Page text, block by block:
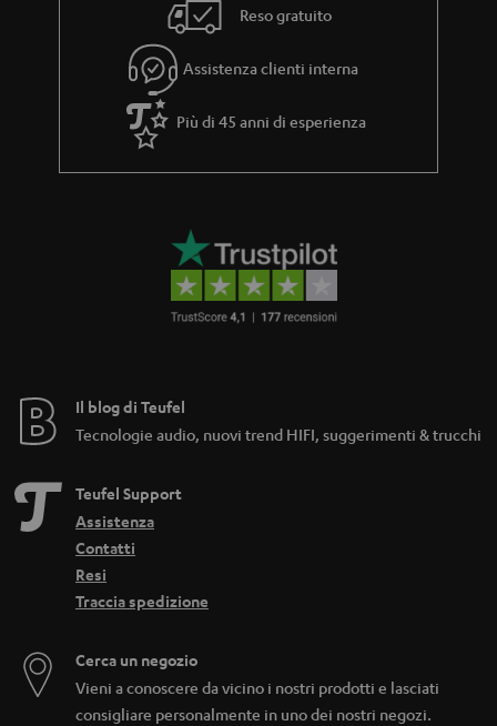
Reso gratuito
Assistenza clienti interna
Più di 45 anni di esperienza
Il blog di Teufel
Tecnologie audio, nuovi trend HIFI, suggerimenti & trucchi
Teufel Support
Assistenza
Contatti
Resi
Traccia spedizione
Cerca un negozio
Vieni a conoscere da vicino i nostri prodotti e lasciati
consigliare personalmente in uno dei nostri negozi.